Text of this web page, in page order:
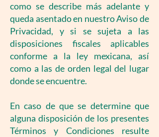
como se describe más adelante y
queda asentado en nuestro Aviso de
Privacidad, y si se sujeta a las
disposiciones fiscales aplicables
conforme a la ley mexicana, así
como a las de orden legal del lugar
donde se encuentre.
En caso de que se determine que
alguna disposición de los presentes
Términos y Condiciones resulte